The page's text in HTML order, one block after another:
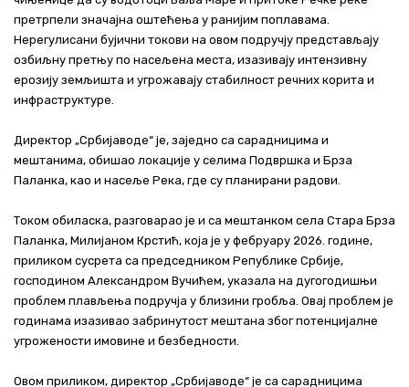
претрпели значајна оштећења у ранијим поплавама.
Нерегулисани бујични токови на овом подручју представљају
озбиљну претњу по насељена места, изазивају интензивну
ерозију земљишта и угрожавају стабилност речних корита и
инфраструктуре.
Директор „Србијаводе“ је, заједно са сарадницима и
мештанима, обишао локације у селима Подвршка и Брза
Паланка, као и насеље Река, где су планирани радови.
Током обиласка, разговарао је и са мештанком села Стара Брза
Паланка, Милијаном Крстић, која је у фебруару 2026. године,
приликом сусрета са председником Републике Србије,
господином Александром Вучићем, указала на дугогодишњи
проблем плављења подручја у близини гробља. Овај проблем је
годинама изазивао забринутост мештана због потенцијалне
угрожености имовине и безбедности.
Овом приликом, директор „Србијаводе“ је са сарадницима